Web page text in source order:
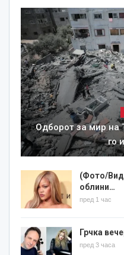
Одборот за мир на
го
(Фото/
облини…
пред 1 час
Грчка
пред 3 часа